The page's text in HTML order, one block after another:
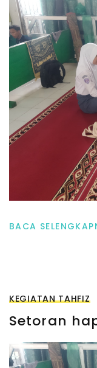
BACA
KEGIATAN TAHFIZ
Setoran